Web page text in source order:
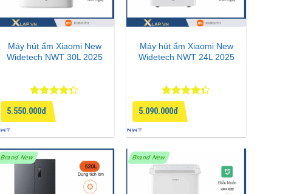
Máy hút ẩm Xiaomi New
Widetech NWT 30L 2025
Được xếp
hạng4.33
5 sao
5.550.000đ
Máy hút ẩm Xiaomi New
Widetech NWT 24L 2025
Được xếp
hạng4.33
5 sao
5.090.000đ
Brand New Brand New